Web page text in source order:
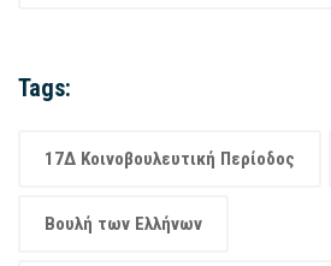
Tags:
17Δ Κοινοβουλευτική Περίοδος
Βουλή των Ελλήνων